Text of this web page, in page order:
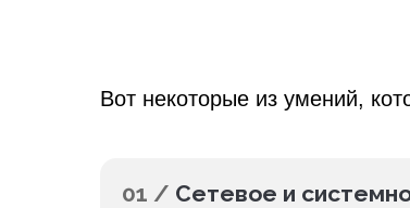
01 / Сетевое и
Вот некоторые из умений,